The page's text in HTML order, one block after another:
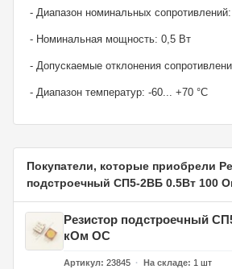
- Диапазон номинальных
- Номинальная мощность: 0,5 Вт
- Допускаемые отклонения
- Диапазон температур: -60... +70 °С
Покупатели, которые приобрели
подстроечный СП5-2ВБ 0.5Вт 100
Резистор подстроечный
кОм ОС
Артикул 23845 На складе 1 шт